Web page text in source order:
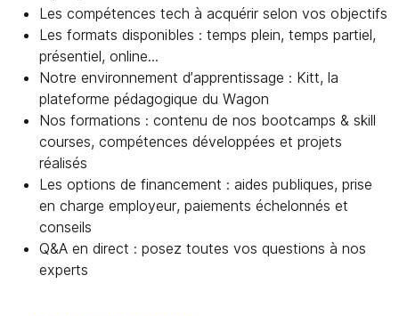
Les compétences tech à acquérir selon vos objectifs
Les formats disponibles : temps plein, temps partiel,
présentiel, online...
Notre environnement d’apprentissage : Kitt, la
plateforme pédagogique du Wagon
Nos formations : contenu de nos bootcamps & skill
courses, compétences développées et projets
réalisés
Les options de financement : aides publiques, prise
en charge employeur, paiements échelonnés et
conseils
Q&A en direct : posez toutes vos questions à nos
experts